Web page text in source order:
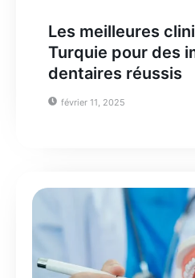
Les meilleures
Turquie pour des
dentaires réussis
février 11, 2025